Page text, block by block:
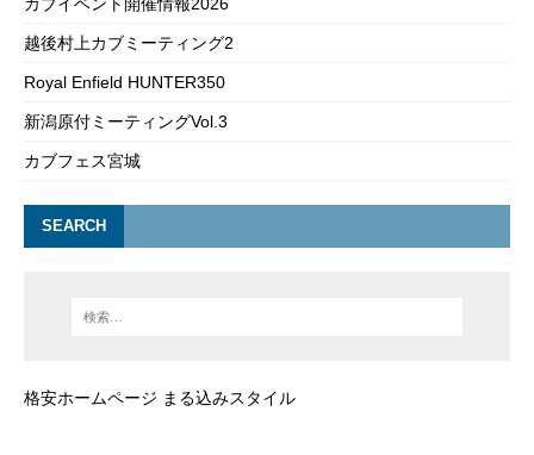
カブイベント開催情報2026
越後村上カブミーティング2
Royal Enfield HUNTER350
新潟原付ミーティングVol.3
カブフェス宮城
SEARCH
格安ホームページ まる込みスタイル